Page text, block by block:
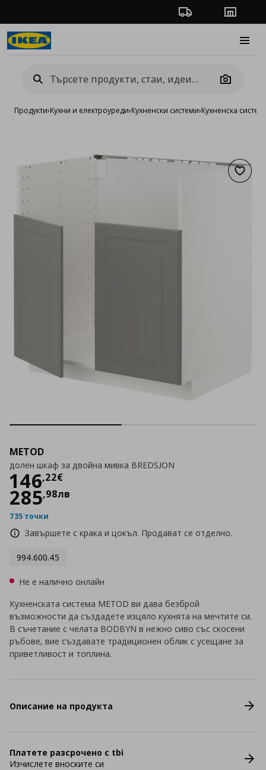
Проследяване на
Camera
Продукти›Кухни и електроуреди›Кухненски системи›Кухненска
METOD
долен шкаф за двойна мивка BREDSJON
146,22€
Цена
285,98лв
735 точки
Завършете с крака и цокъл. Продават се отделно.
994.600.45
Не е налично онлайн
Кухненската система METOD ви дава безброй
възможности да създадете изцяло кухнята на мечтите си.
В съчетание с челата BODBYN в нежно сиво със скосени
ръбове, вие създавате традиционен облик с усещане за
приветливост и топлина.
Описание на продукта
Платете разсрочено с tbi
Изчислете вноските си